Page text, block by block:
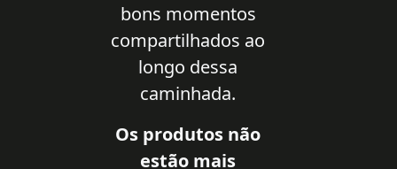
bons momentos
compartilhados ao
longo dessa
caminhada.
Os produtos não
estão mais